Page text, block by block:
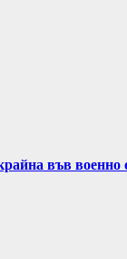
във